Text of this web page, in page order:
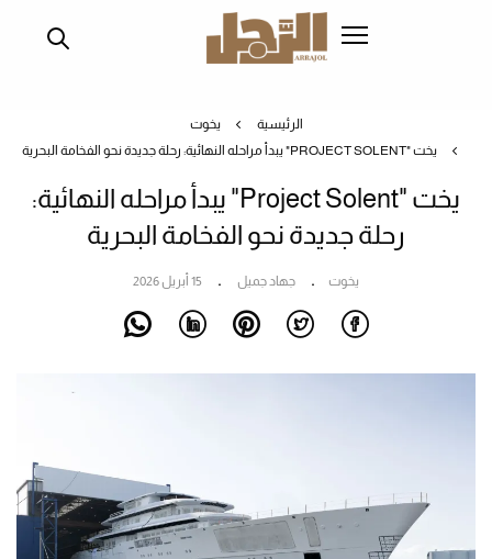
الرئيسية
يخوت
يخت "PROJECT SOLENT" يبدأ مراحله النهائية: رحلة جديدة نحو الفخامة البحرية
يخت "Project Solent" يبدأ مراحله النهائية:
رحلة جديدة نحو الفخامة البحرية
يخوت جهاد جميل 15 أبريل 2026